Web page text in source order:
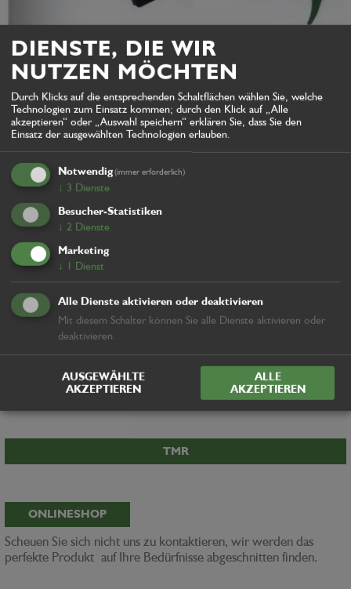
TM
TMR
ONLINESHOP
Scheuen Sie sich nicht uns zu kontaktieren, wir werden das
perfekte Produkt auf Ihre Bedürfnisse abgeschnitten finden.
DIENSTE, DIE WIR
NUTZEN MÖCHTEN
Durch Klicks auf die entsprechenden Schaltflächen wählen Sie, welche
Technologien zum Einsatz kommen; durch den Klick auf „Alle
akzeptieren“ oder „Auswahl speichern“ erklären Sie, dass Sie den
Einsatz der ausgewählten Technologien erlauben.
Notwendig(immer erforderlich)
↓ 3 Dienste
Besucher-Statistiken
↓ 2 Dienste
Marketing
↓ 1 Dienst
Alle Dienste aktivieren oder deaktivieren
Mit diesem Schalter können Sie alle Dienste aktivieren oder
deaktivieren.
AUSGEWÄHLTE
AKZEPTIEREN
ALLE
AKZEPTIEREN